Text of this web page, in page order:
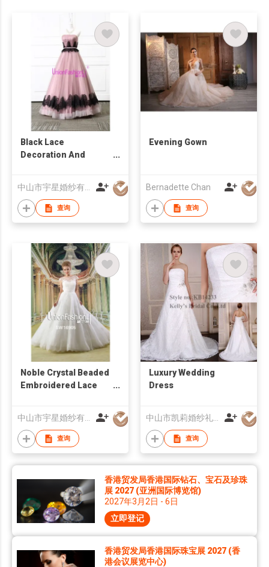
Black Lace
Decoration And
Puffy Bridal Wedding
Dress
查询
Evening Gown
Bernadette Chan
查询
Noble Crystal Beaded
Embroidered Lace
Winter Paris Fashion
Week 2016
中山市宇星婚纱有限公司
查询
Luxury Wedding
Dress
中山市凯莉婚纱礼服有限公司
查询
香港贸发局香港国际钻石、宝石及珍珠
展 2027 (亚洲国际博览馆)
2027年3月2日 - 6日
立即登记
香港贸发局香港国际珠宝展 2027 (香
港会议展览中心)